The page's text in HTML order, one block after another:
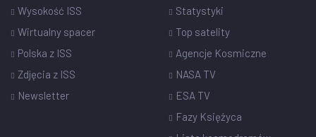
Wysokość ISS
Wirtualny spacer
Polska z ISS
Zdjęcia z ISS
Newsletter
Statystyki
Top satelity
Agencje Kosmiczne
NASA TV
ESA TV
Fazy Księżyca